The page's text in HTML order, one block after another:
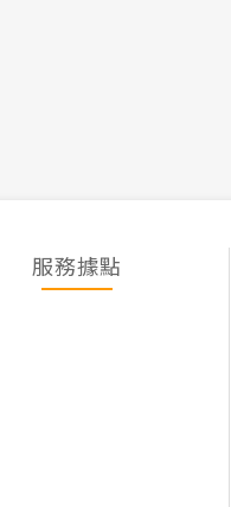
服務據點